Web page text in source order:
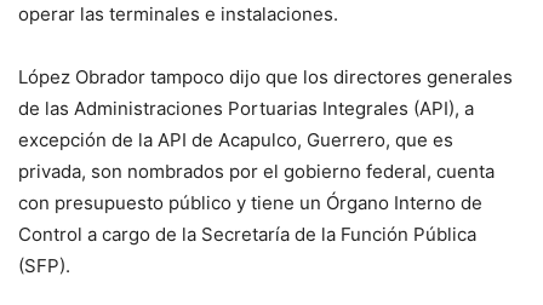
operar las terminales e instalaciones.
López Obrador tampoco dijo que los directores generales
de las Administraciones Portuarias Integrales (API), a
excepción de la API de Acapulco, Guerrero, que es
privada, son nombrados por el gobierno federal, cuenta
con presupuesto público y tiene un Órgano Interno de
Control a cargo de la Secretaría de la Función Pública
(SFP).